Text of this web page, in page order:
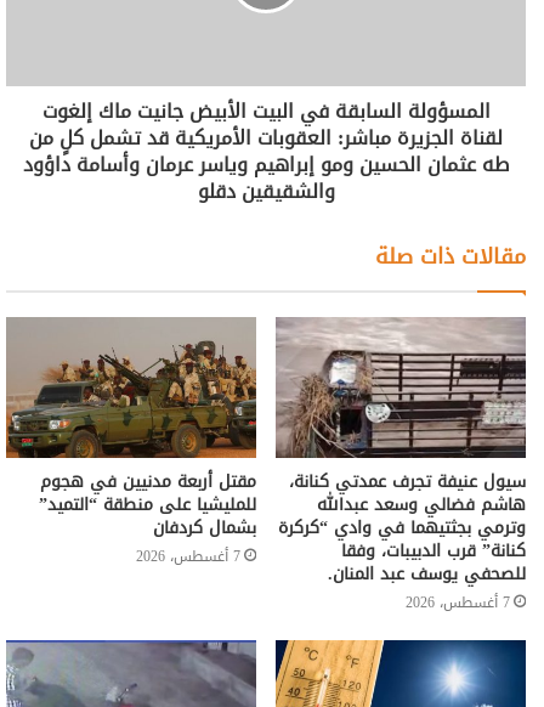
المسؤولة السابقة في البيت الأبيض جانيت ماك إلغوت
لقناة الجزيرة مباشر: العقوبات الأمريكية قد تشمل كلٍ من
طه عثمان الحسين ومو إبراهيم وياسر عرمان وأسامة داؤود
والشقيقين دقلو
مقالات ذات صلة
سيول عنيفة تجرف عمدتي كنانة،
هاشم فضالي وسعد عبدالله
وترمي بجثتيهما في وادي “كركرة
كنانة” قرب الدبيبات، وفقا
للصحفي يوسف عبد المنان.
7 أغسطس، 2026
مقتل أربعة مدنيين في هجوم
للمليشيا على منطقة “التميد”
بشمال كردفان
7 أغسطس، 2026